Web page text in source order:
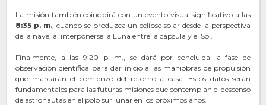
La misión también coincidirá con un evento visual significativo a las
8:35 p. m., cuando se produzca un eclipse solar desde la perspectiva
de la nave, al interponerse la Luna entre la cápsula y el Sol.
Finalmente, a las 9:20 p. m., se dará por concluida la fase de
observación científica para dar inicio a las maniobras de propulsión
que marcarán el comienzo del retorno a casa. Estos datos serán
fundamentales para las futuras misiones que contemplan el descenso
de astronautas en el polo sur lunar en los próximos años.